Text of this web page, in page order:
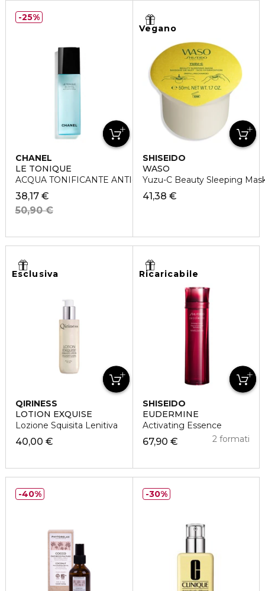
CHANEL
LE TONIQUE
ACQUA TONIFICANTE ANTI-INQUINAMENTO
38,17 €
50,90 €
25%
Vegano
SHISEIDO
WASO
Yuzu-C Beauty Sleeping
41,38 €
Esclusiva
QIRINESS
LOTION EXQUISE
Lozione Squisita Lenitiva
40,00 €
Ricaricabile
SHISEIDO
EUDERMINE
Activating Essence
67,90 € 2 formati
40% 30%